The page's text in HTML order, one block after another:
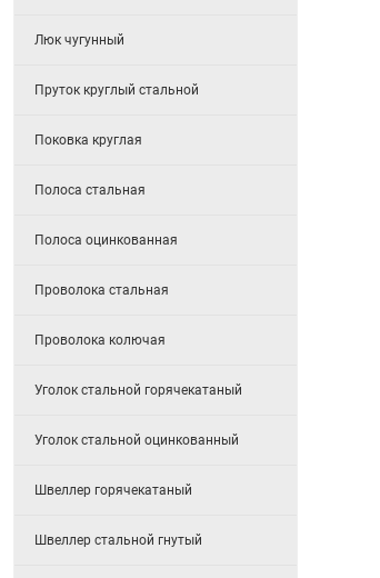
Люк чугунный
Пруток круглый стальной
Поковка круглая
Полоса стальная
Полоса оцинкованная
Проволока стальная
Проволока колючая
Уголок стальной горячекатаный
Уголок стальной оцинкованный
Швеллер горячекатаный
Швеллер стальной гнутый